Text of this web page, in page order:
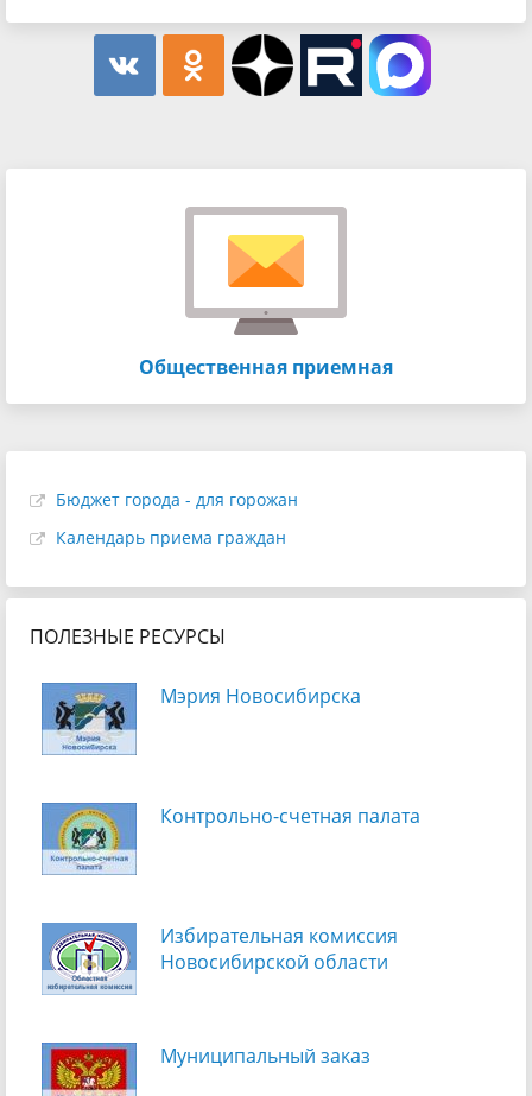
Общественная приемная
Бюджет города - для горожан
Календарь приема граждан
ПОЛЕЗНЫЕ РЕСУРСЫ
Мэрия Новосибирска
Контрольно-счетная палата
Избирательная комиссия
Новосибирской области
Муниципальный заказ